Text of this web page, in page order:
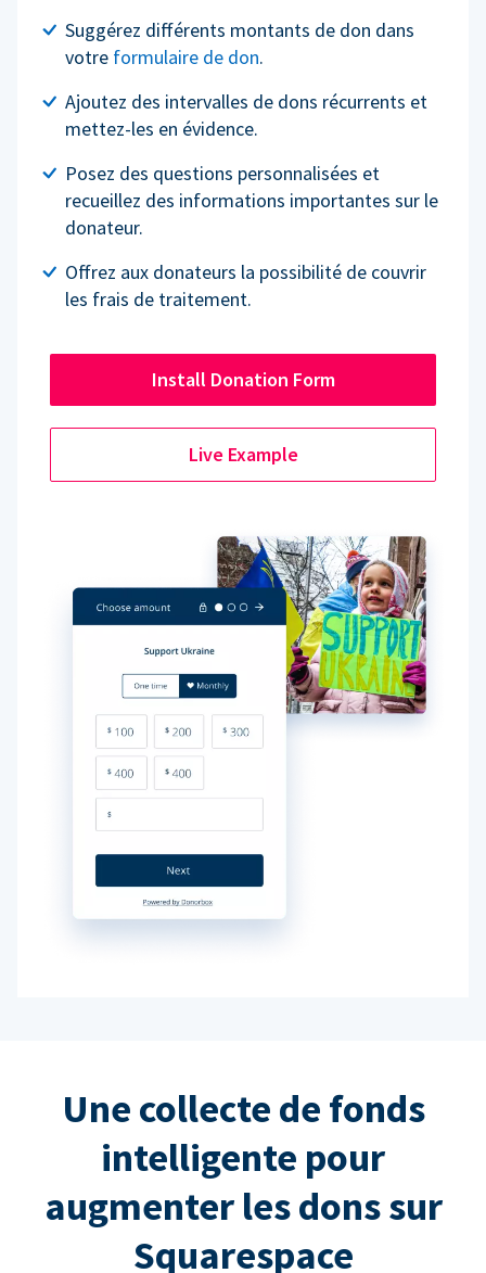
Suggérez différents montants de don dans
votre formulaire de don.
Ajoutez des intervalles de dons récurrents et
mettez-les en évidence.
Posez des questions personnalisées et
recueillez des informations importantes sur le
donateur.
Offrez aux donateurs la possibilité de couvrir
les frais de traitement.
Install Donation Form
Live Example
Une collecte de fonds
intelligente pour
augmenter les dons sur
Squarespace